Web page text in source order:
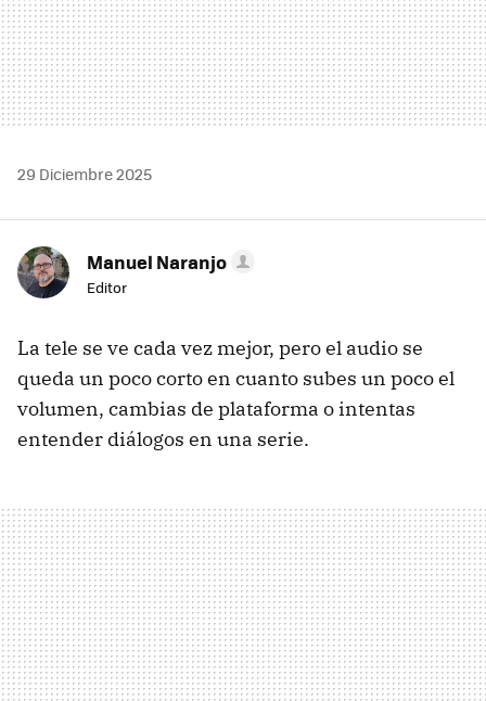
29 Diciembre 2025
Manuel Naranjo
Editor
La tele se ve cada vez mejor, pero el audio se
queda un poco corto en cuanto subes un poco el
volumen, cambias de plataforma o intentas
entender diálogos en una serie.